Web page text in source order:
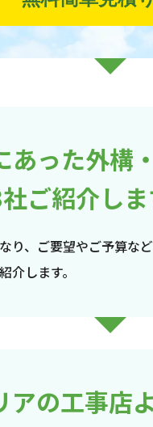
あった外構
ご紹介し
り、ご要望やご予算な
介します。
アの工事店